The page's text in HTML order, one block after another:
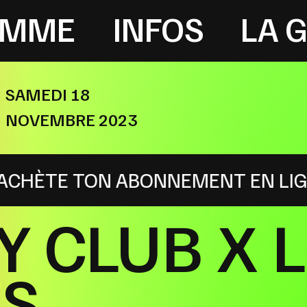
INFOS
LA
SAMEDI 18
NOVEMBRE 2023
LA GRAVISPHÈRE : ACHÈTE
CLUB X